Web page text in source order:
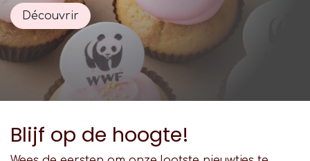
Découvrir
Blijf op de hoogte!